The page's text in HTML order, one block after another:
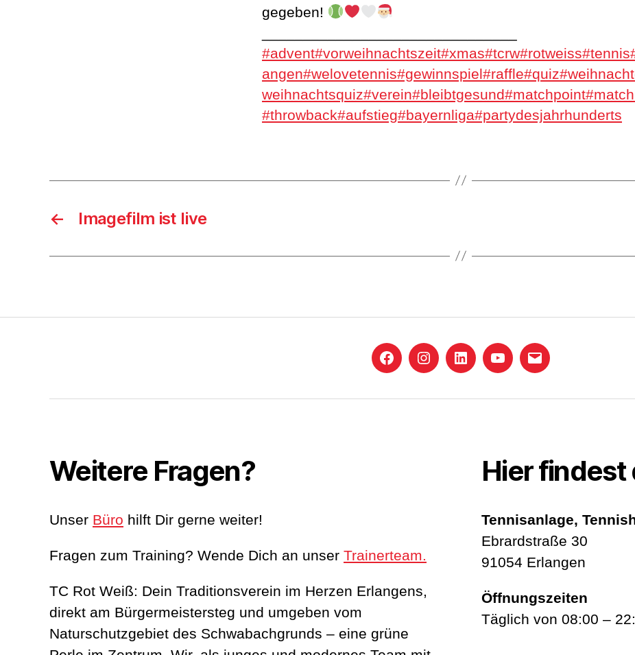
gegeben!
#advent#vorweihnachtszeit#xmas#tcrw#rotweiss#tennis
angen#welovetennis#gewinnspiel#raffle#quiz
weihnachtsquiz#verein#bleibtgesund#matchpoint
#throwback#aufstieg#bayernliga#partydesjahrhunderts
← Imagefilm ist live
FacebookInstagramLinkedInYouTube
E-
Weitere Fragen?
Unser Büro hilft Dir gerne weiter!
Fragen zum Training? Wende Dich an unser Trainerteam.
TC Rot Weiß: Dein Traditionsverein im Herzen Erlangens,
direkt am Bürgermeistersteg und umgeben vom
Naturschutzgebiet des Schwabachgrunds – eine grüne
Hier findest
Tennisanlage,
Ebrardstraße 30
91054 Erlangen
Öffnungszeiten
Täglich von 08:00 –